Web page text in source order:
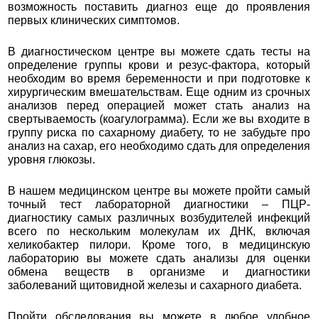
возможность поставить диагноз еще до проявления
первых клинических симптомов.
В диагностическом центре вы можете сдать тесты на
определение группы крови и резус-фактора, который
необходим во время беременности и при подготовке к
хирургическим вмешательствам. Еще одним из срочных
анализов перед операцией может стать анализ на
свертываемость (коагулограмма). Если же вы входите в
группу риска по сахарному диабету, то не забудьте про
анализ на сахар, его необходимо сдать для определения
уровня глюкозы.
В нашем медицинском центре вы можете пройти самый
точный тест лабораторной диагностики – ПЦР-
диагностику самых различных возбудителей инфекций
всего по нескольким молекулам их ДНК, включая
хеликобактер пилори. Кроме того, в медицинскую
лабораторию вы можете сдать анализы для оценки
обмена веществ в организме и диагностики
заболеваний щитовидной железы и сахарного диабета.
Пройти обследования вы можете в любое удобное